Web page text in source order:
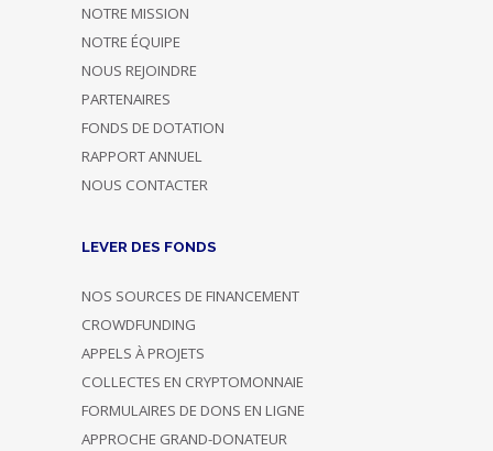
NOTRE MISSION
NOTRE ÉQUIPE
NOUS REJOINDRE
PARTENAIRES
FONDS DE DOTATION
RAPPORT ANNUEL
NOUS CONTACTER
LEVER DES FONDS
NOS SOURCES DE FINANCEMENT
CROWDFUNDING
APPELS À PROJETS
COLLECTES EN CRYPTOMONNAIE
FORMULAIRES DE DONS EN LIGNE
APPROCHE GRAND-DONATEUR